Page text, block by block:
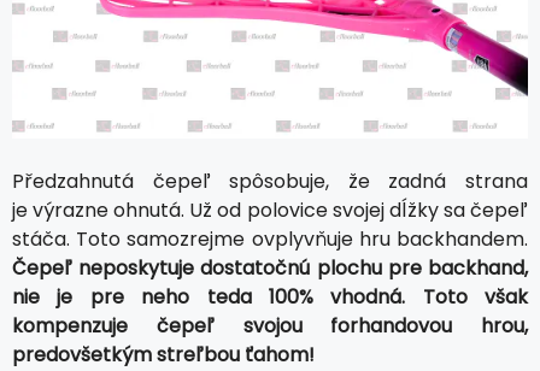
Předzahnutá čepeľ spôsobuje, že zadná strana
je výrazne ohnutá. Už od polovice svojej dĺžky sa čepeľ
stáča. Toto samozrejme ovplyvňuje hru backhandem.
Čepeľ neposkytuje dostatočnú plochu pre backhand,
nie je pre neho teda 100% vhodná. Toto však
kompenzuje čepeľ svojou forhandovou hrou,
predovšetkým streľbou ťahom!